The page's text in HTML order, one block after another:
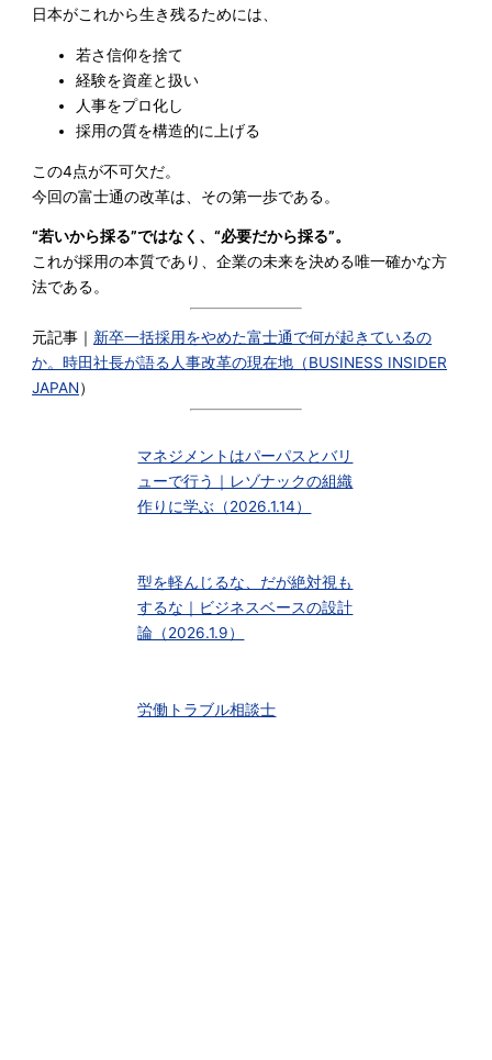
日本がこれから生き残るためには、
若さ信仰を捨て
経験を資産と扱い
人事をプロ化し
採用の質を構造的に上げる
この4点が不可欠だ。
今回の富士通の改革は、その第一歩である。
“若いから採る”ではなく、“必要だから採る”。
これが採用の本質であり、企業の未来を決める唯一確かな方
法である。
元記事｜ 新卒一括採用をやめた富士通で何が起きているの
か。時田社長が語る人事改革の現在地（BUSINESS INSIDER
JAPAN）
マネジメントはパーパスとバリ
ューで行う｜レゾナックの組織
作りに学ぶ（2026.1.14）
型を軽んじるな、だが絶対視も
するな｜ビジネスベースの設計
論（2026.1.9）
労働トラブル相談士